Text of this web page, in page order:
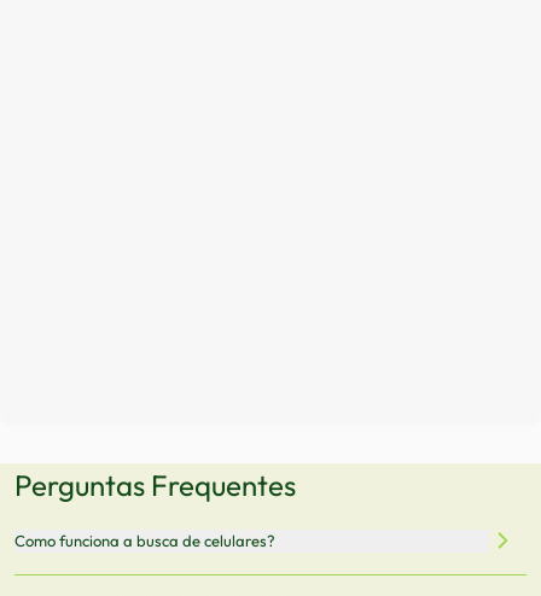
Perguntas Frequentes
Como funciona a busca de celulares?